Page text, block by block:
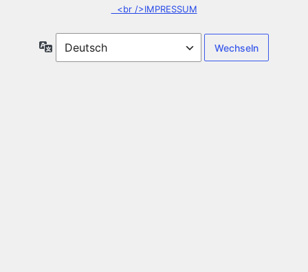
<br />IMPRESSUM
Sprache